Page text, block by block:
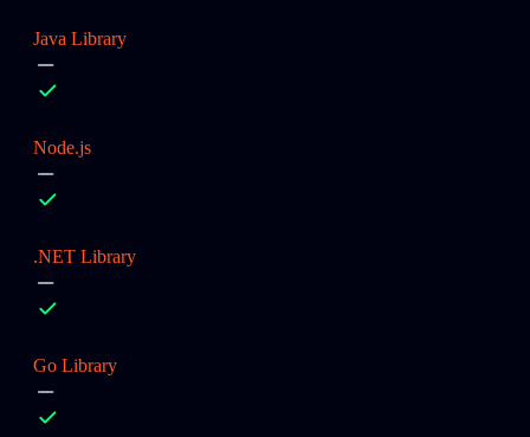
Java Library
Node.js
.NET Library
Go Library